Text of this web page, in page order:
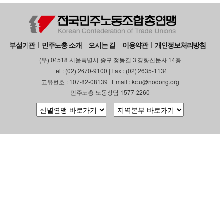
부설기관 민주노총 소개 오시는 길 이용약관 개인정보처리방침
(우) 04518 서울특별시 중구 정동길 3 경향신문사 14층
Tel : (02) 2670-9100 | Fax : (02) 2635-1134
고유번호 : 107-82-08139 | Email : kctu@nodong.org
민주노총 노동상담 1577-2260